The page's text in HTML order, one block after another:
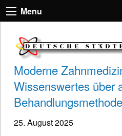
Menu
Moderne
Wissenswertes über
25. August 2025